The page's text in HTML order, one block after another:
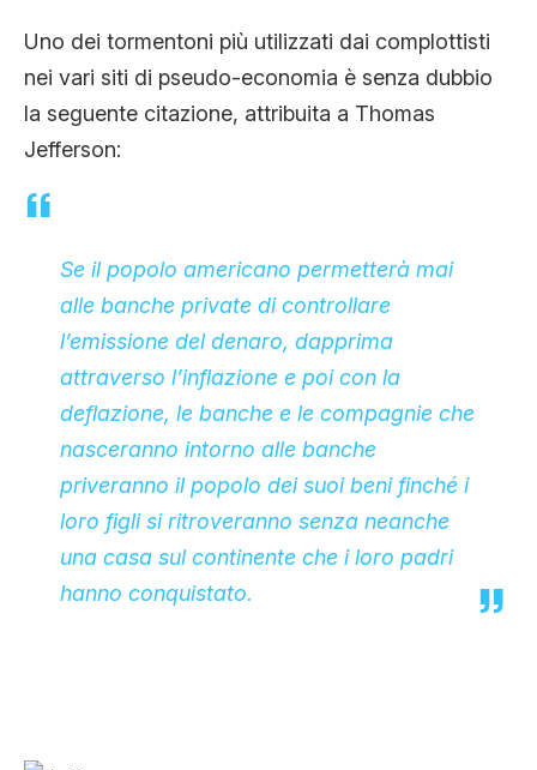
TRUFFE E SOCIAL NETWORK
CLIMA ED ENERGIA
CHI SIAMO
Uno dei tormentoni più utilizzati dai complottisti
nei vari siti di pseudo-economia è senza dubbio
la seguente citazione, attribuita a Thomas
Jefferson:
Se il popolo americano permetterà mai
alle banche private di controllare
l’emissione del denaro, dapprima
attraverso l’inflazione e poi con la
deflazione, le banche e le compagnie che
nasceranno intorno alle banche
priveranno il popolo dei suoi beni finché i
loro figli si ritroveranno senza neanche
una casa sul continente che i loro padri
hanno conquistato.